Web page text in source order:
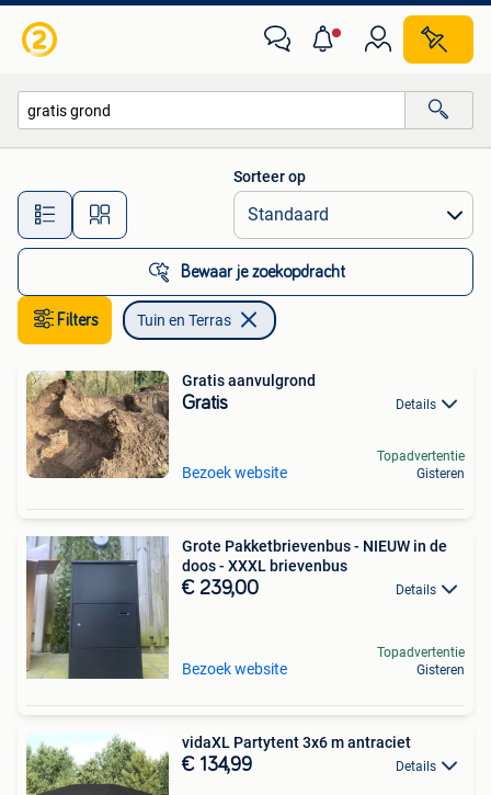
Alle afstanden…
Sorteer op
Bewaar je zoekopdracht
Filters Tuin en Terras
Gratis aanvulgrond
Gratis Details
Bezoek website
Topadvertentie
Gisteren
Grote Pakketbrievenbus - NIEUW in de
doos - XXXL brievenbus
€ 239,00 Details
Bezoek website
Topadvertentie
Gisteren
vidaXL Partytent 3x6 m antraciet
€ 134,99 Details